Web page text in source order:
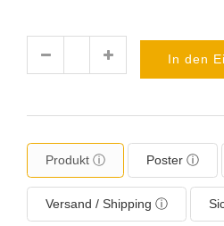
In den
Produkt ⓘ Poster ⓘ
Versand / Shipping ⓘ